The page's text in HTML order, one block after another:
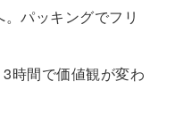
パッキングでフリ
時間で価値観が変わ